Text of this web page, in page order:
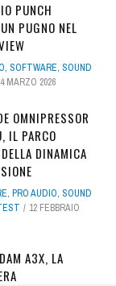
PUNCH
PUGNO NEL
, SOFTWARE, SOUND
4 MARZO 2026
OMNIPRESSOR
IL PARCO
DINAMICA
, PRO AUDIO, SOUND
12 FEBBRAIO
A3X, LA